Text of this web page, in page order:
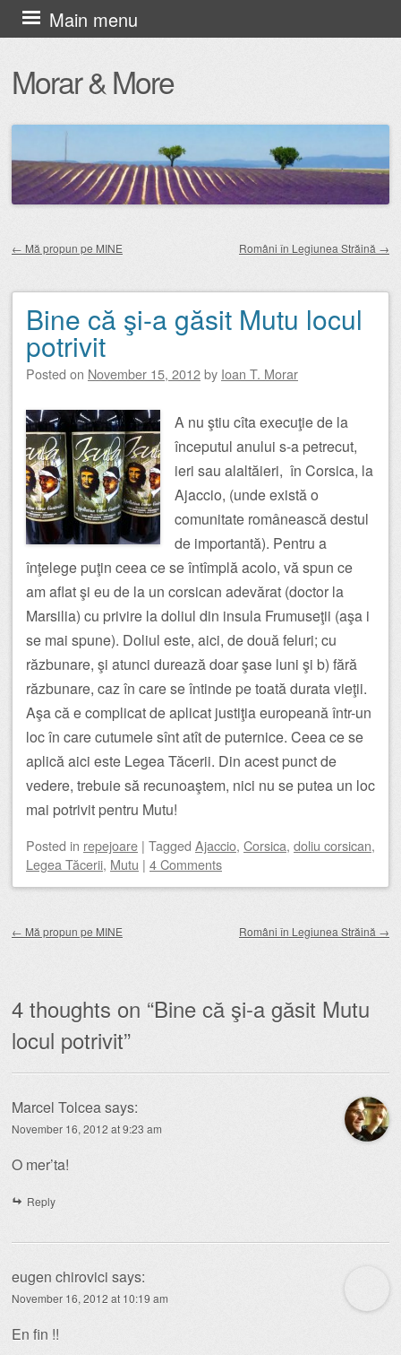
Morar & More
Main menu
Skip
to
content
← Mă propun pe MINE Români în Legiunea Străină →
Bine că şi-a găsit Mutu locul
potrivit
Posted on November 15, 2012by Ioan T. Morar
A nu ştiu cîta execuţie de la
începutul anului s-a petrecut,
ieri sau alaltăieri, în Corsica, la
Ajaccio, (unde există o
comunitate românească destul
de importantă). Pentru a
înţelege puţin ceea ce se întîmplă acolo, vă spun ce
am aflat şi eu de la un corsican adevărat (doctor la
Marsilia) cu privire la doliul din insula Frumuseţii (aşa i
se mai spune). Doliul este, aici, de două feluri; cu
răzbunare, şi atunci durează doar şase luni şi b) fără
răzbunare, caz în care se întinde pe toată durata vieţii.
Aşa că e complicat de aplicat justiţia europeană într-un
loc în care cutumele sînt atît de puternice. Ceea ce se
aplică aici este Legea Tăcerii. Din acest punct de
vedere, trebuie să recunoaştem, nici nu se putea un loc
mai potrivit pentru Mutu!
Posted in repejoare | Tagged Ajaccio, Corsica, doliu corsican,
Legea Tăcerii, Mutu | 4 Comments
← Mă propun pe MINE Români în Legiunea Străină →
4 thoughts on “Bine că şi-a găsit Mutu
locul potrivit”
Marcel Tolceasays:
November 16, 2012 at 9:23 am
O mer’ta!
Reply
eugen chirovici says:
November 16, 2012 at 10:19 am
En fin !!